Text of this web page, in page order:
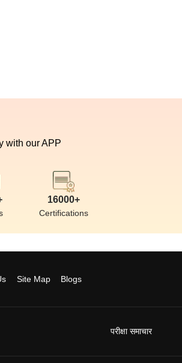
with our APP
16000+
Certifications
Site Map Blogs
परीक्षा समाचार